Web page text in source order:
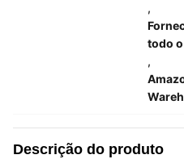
,
todo
,
Descrição do produto